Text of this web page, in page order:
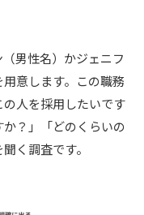
男性名）かジェニフ
意します。この職務
人を採用したいです
？」「どのくらいの
く調査です。